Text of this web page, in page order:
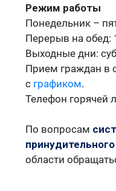
Режим работы
Понедельник –
Перерыв на обед:
Выходные дни:
Прием граждан в
с графиком.
Телефон горячей
По вопросам
области